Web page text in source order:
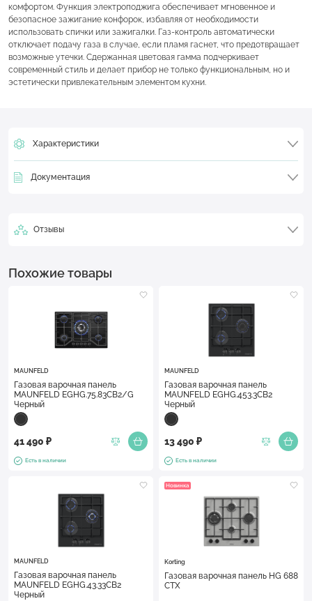
комфортом. Функция электроподжига обеспечивает мгновенное и
безопасное зажигание конфорок, избавляя от необходимости
использовать спички или зажигалки. Газ-контроль автоматически
отключает подачу газа в случае, если пламя гаснет, что предотвращает
возможные утечки. Сдержанная цветовая гамма подчеркивает
современный стиль и делает прибор не только функциональным, но и
эстетически привлекательным элементом кухни.
Характеристики
Документация
Отзывы
Похожие товары
MAUNFELD
Газовая варочная панель
MAUNFELD EGHG.75.83CB2/G
Черный
41 490 ₽
Есть в наличии
MAUNFELD
Газовая варочная панель
MAUNFELD EGHG.453.3CB2
Черный
13 490 ₽
Есть в наличии
MAUNFELD
Газовая варочная панель
MAUNFELD EGHG.43.33CB2
Черный
Новинка
Korting
Газовая варочная панель HG 688
CTX